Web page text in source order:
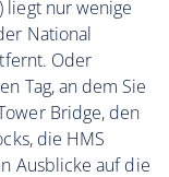
liegt nur wenige
National
Oder
Tag, an dem Sie
Bridge, den
die HMS
Ausblicke auf die